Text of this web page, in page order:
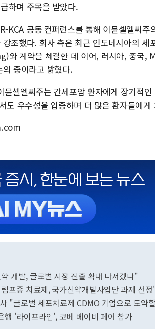
하며 주목을 받았다.
KCA 공동 컨퍼런스를 통해 이뮨셀엘씨
조했다. 회사 측은 최근 인도네시아의 세
계약을 체결한 데 이어, 러시아, 중국,
중이라고 밝혔다.
뮨셀엘씨주는 간세포암 환자에게 장기적
도 우수성을 입증하며 더 많은 환자들에
개발, 글로벌 시장 진출 확대 나서겠다"
프종 치료제, 국가신약개발사업단 과제 선정"
"글로벌 세포치료제 CDMO 기업으로 도약
행 '라이프라인', 코베 베이비 페어 참가